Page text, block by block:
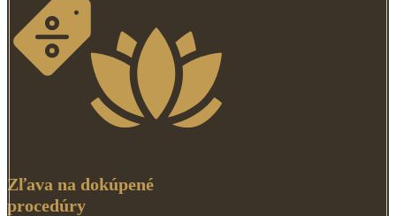
Zľava na dokúpené
procedúry